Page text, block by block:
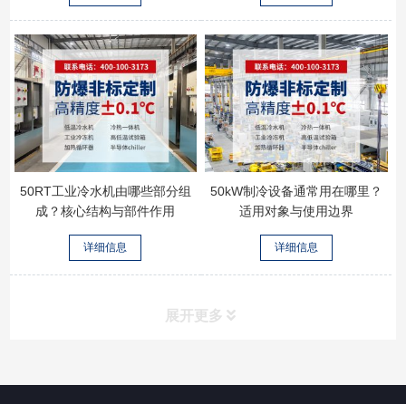
50RT工业冷水机由哪些部分组
成？核心结构与部件作用
详细信息
50kW制冷设备通常用在哪里？
适用对象与使用边界
详细信息
展开更多